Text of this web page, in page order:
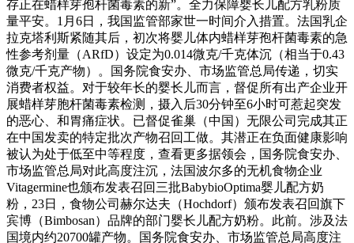
存正在蜡样芽孢杆菌毒素的新”。全力保障婴长儿配方乳粉质
量平安。1月6日，我国监管部家世一时间介入措置。法国乳企
拉克塔利斯紧随其后，初次将婴儿体内蜡样芽孢杆菌毒素的急
性参考剂量（ARfD）设定为0.014微克/千克体沉（相当于0.43
微克/千克产物）。国务院食安办、市场监管总局传递，切实
消费者权益。对于较年长的婴长儿而言，督促所有出产企业开
展蜡样芽胞杆菌毒素检测，摄入后30分钟至6小时可惹起突发
的恶心、和胃痛症状。已督促雀巢（中国）无限公司完成其正
在中国发卖的特定批次产物召回工做。其潜正在负面健康影响
被认为处于低至中等程度，查看更多据领会，国务院食安办、
市场监管总局对此高度注沉，法国波尔多的无机食物企业
Vitagermine也颁布发表召回三批BabybioOptima婴儿配方奶
粉，23日，食物公司赫尔达夫（Hochdorf）颁布发表召回旗下
宾博（Bimbosan）品牌的部门婴长儿配方奶粉。此前。涉及法
国境内约20700罐产物。国务院食安办、市场监管总局高度注